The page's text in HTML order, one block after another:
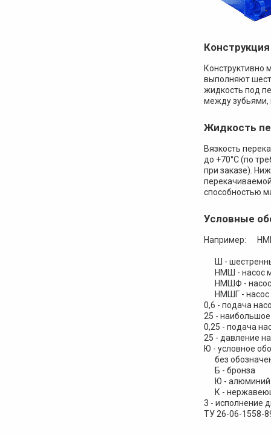
Конструктивно
выполняют
жидкость под
между зубьями,
Жидкость
Вязкость
до +70°С (по
при заказе).
способностью
Условные
Например:
Ш -
НМШ - насос
НМШФ - насос
НМШГ - насос
0,6 - подача
25 -
0,25 - подача
25 - давление
Ю - условное
без
Б - бронза
Ю - алюминий
К -
3 - исполнение
ТУ 26-06-1558-